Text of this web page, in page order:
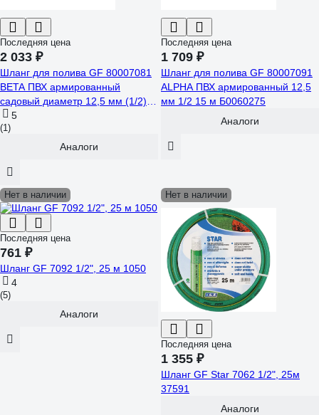
Последняя цена
2 033 ₽
Шланг для полива GF 80007081
BETA ПВХ армированный
садовый диаметр 12,5 мм (1/2)
длина 15 м Б0059682
5
(1)
Аналоги
Последняя цена
1 709 ₽
Шланг для полива GF 80007091
ALPHA ПВХ армированный 12,5
мм 1/2 15 м Б0060275
Аналоги
Нет в наличии
Последняя цена
761 ₽
Шланг GF 7092 1/2", 25 м 1050
4
(5)
Аналоги
Нет в наличии
Последняя цена
1 355 ₽
Шланг GF Star 7062 1/2", 25м
37591
Аналоги